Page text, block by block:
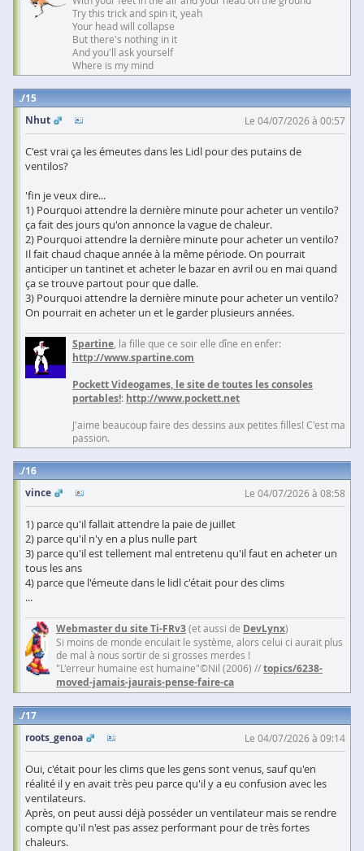
Try this trick and spin it, yeah
Your head will collapse
But there's nothing in it
And you'll ask yourself
Where is my mind
15
Nhut
Le 04/07/2026 à 00:57
C'est vrai ça les émeutes dans les Lidl pour des putains de
ventilos?
'fin je veux dire...
1) Pourquoi attendre la dernière minute pour acheter un ventilo?
ça fait des jours qu'on annonce la vague de chaleur.
2) Pourquoi attendre la dernière minute pour acheter un ventilo?
Il fait chaud chaque année à la même période. On pourrait
anticiper un tantinet et acheter le bazar en avril ou en mai quand
ça se trouve partout pour que dalle.
3) Pourquoi attendre la dernière minute pour acheter un ventilo?
On pourrait en acheter un et le garder plusieurs années.
Spartine, la fille que ce soir elle dîne en enfer:
http://www.spartine.com
Pockett Videogames, le site de toutes les consoles
portables!: http://www.pockett.net
J'aime beaucoup faire des dessins aux petites filles! C'est ma
passion.
16
vince
Le 04/07/2026 à 08:58
1) parce qu'il fallait attendre la paie de juillet
2) parce qu'il n'y en a plus nulle part
3) parce qu'il est tellement mal entretenu qu'il faut en acheter un
tous les ans
4) parce que l'émeute dans le lidl c'était pour des clims
...
Webmaster du site Ti-FRv3(et aussi de DevLynx)
Si moins de monde enculait le système, alors celui ci aurait plus
de mal à nous sortir de si grosses merdes !
"L'erreur humaine est humaine"©Nil (2006) //topics/6238-
moved-jamais-jaurais-pense-faire-ca
17
roots_genoa
Le 04/07/2026 à 09:14
Oui, c'était pour les clims que les gens sont venus, sauf qu'en
réalité il y en avait très peu parce qu'il y a eu confusion avec les
ventilateurs.
Après, on peut aussi déjà posséder un ventilateur mais se rendre
compte qu'il n'est pas assez performant pour de très fortes
chaleurs.